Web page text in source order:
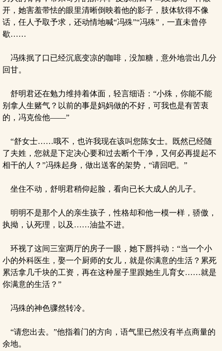
开，她害羞带怯的眼里清晰倒映着他的影子，肢体软得不像
话，任人予取予求，还动情地喊“冯殊”“冯殊”，一直未曾停
歇……
冯殊抿了口已经沉底变凉的咖啡，没加糖，意外地尝出几分
回甘。
舒明君还在勉力维持着体面，轻言细语：“小殊，你能不能
别拿人生赌气？以前的事是妈妈做的不好，可我也是有苦衷
的，冯克俭他——”
“舒女士……哦不，也许我现在该叫您陈女士。既然已经随
了夫姓，您就是下定决心要和过去断个干净，又何必再提起不
相干的人？”冯殊起身，做出送客的架势，“请回吧。”
坐住不动，舒明君稍仰起脸，看向已长大成人的儿子。
明明不是那个人的亲生孩子，性格却和他一模一样，骄傲，
执拗，认死理，以及……油盐不进。
环视了这间三室两厅的房子一眼，她下唇抖动：“当一个小
小的外科医生，娶一个厨师的女儿，就是你满意的生活？累死
累活拿几千块的工资，再在这种屋子里跟她生儿育女……就是
你满意的生活？”
冯殊的神色骤然转冷。
“请您出去。”他指着门的方向，语气里已然没有半点商量的
余地。